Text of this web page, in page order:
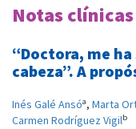
Notas clínicas
“Doctora, me
cabeza”. A
Inés Galé Ansóa, Marta
Carmen Rodríguez Vigilb